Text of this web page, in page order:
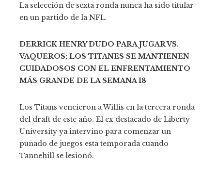
La selección de sexta ronda nunca ha sido titular
en un partido de la NFL.
DERRICK HENRY DUDO PARA JUGAR VS.
VAQUEROS; LOS TITANES SE MANTIENEN
CUIDADOSOS CON EL ENFRENTAMIENTO
MÁS GRANDE DE LA SEMANA 18
Los Titans vencieron a Willis en la tercera ronda
del draft de este año. El ex destacado de Liberty
University ya intervino para comenzar un
puñado de juegos esta temporada cuando
Tannehill se lesionó.